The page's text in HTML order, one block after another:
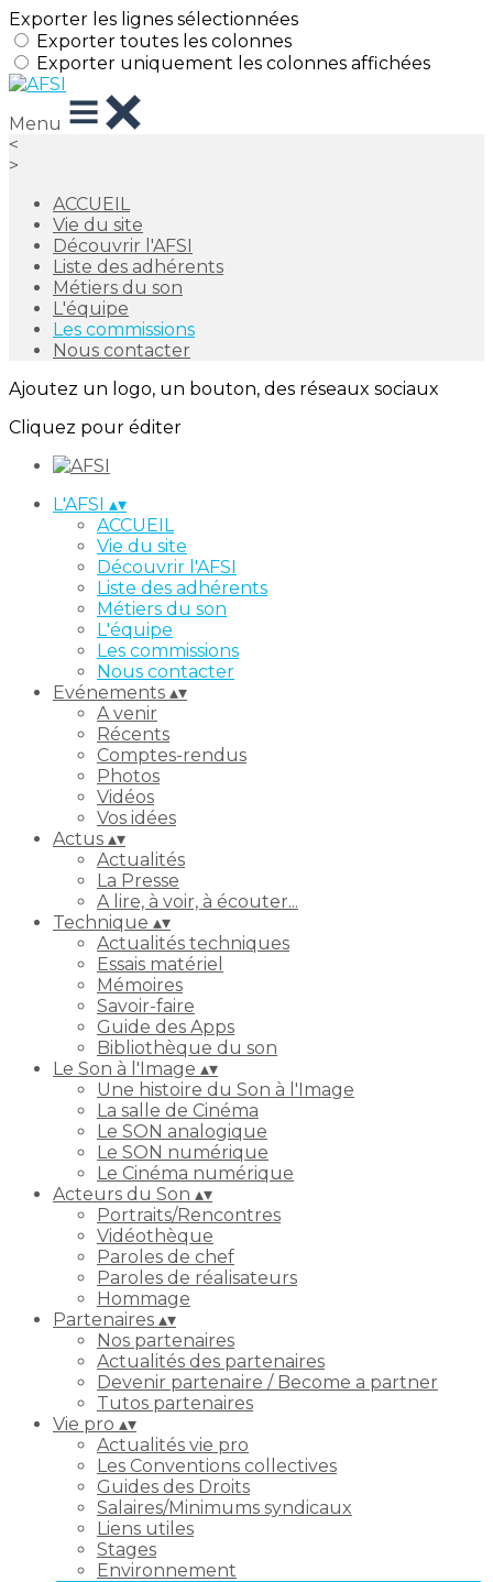
Exporter les lignes sélectionnées
Exporter toutes les colonnes
Exporter uniquement les colonnes affichées
Menu
<
>
ACCUEIL
Vie du site
Découvrir l'AFSI
Liste des adhérents
Métiers du son
L'équipe
Les commissions
Nous contacter
Ajoutez un logo, un bouton, des réseaux sociaux
Cliquez pour éditer
L'AFSI ▴▾
ACCUEIL
Vie du site
Découvrir l'AFSI
Liste des adhérents
Métiers du son
L'équipe
Les commissions
Nous contacter
Evénements ▴▾
A venir
Récents
Comptes-rendus
Photos
Vidéos
Vos idées
Actus ▴▾
Actualités
La Presse
A lire, à voir, à écouter...
Technique ▴▾
Actualités techniques
Essais matériel
Mémoires
Savoir-faire
Guide des Apps
Bibliothèque du son
Le Son à l'Image ▴▾
Une histoire du Son à l'Image
La salle de Cinéma
Le SON analogique
Le SON numérique
Le Cinéma numérique
Acteurs du Son ▴▾
Portraits/Rencontres
Vidéothèque
Paroles de chef
Paroles de réalisateurs
Hommage
Partenaires ▴▾
Nos partenaires
Actualités des partenaires
Devenir partenaire / Become a partner
Tutos partenaires
Vie pro ▴▾
Actualités vie pro
Les Conventions collectives
Guides des Droits
Salaires/Minimums syndicaux
Liens utiles
Stages
Environnement